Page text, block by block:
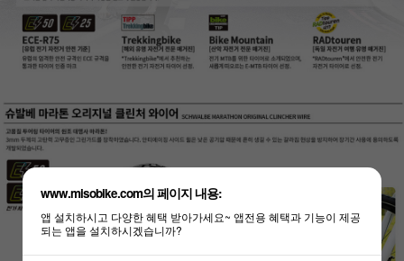
www.misobike.com의 페이지 내용:
앱 설치하시고 다양한 혜택 받아가세요~ 앱전용 혜택과 기능이 제공
되는 앱을 설치하시겠습니까?